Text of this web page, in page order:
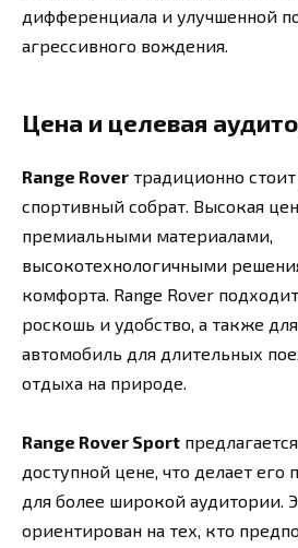
дифференциала и улучшенной
агрессивного вождения.
Цена и целевая
Range Rover традиционно
спортивный собрат. Высокая
премиальными материалами,
высокотехнологичными
комфорта. Range Rover
роскошь и удобство, а также
автомобиль для длительных
отдыха на природе.
Range Rover Sport
доступной цене, что делает
для более широкой аудитории.
ориентирован на тех, кто